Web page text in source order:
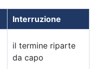
Interruzione
il termine riparte
da capo